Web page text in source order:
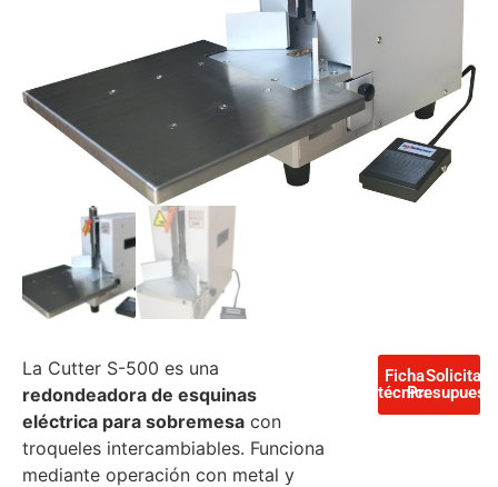
La Cutter S-500 es una
redondeadora de esquinas
eléctrica para sobremesa con
troqueles intercambiables. Funciona
mediante operación con metal y
Ficha
técnica
Solicita